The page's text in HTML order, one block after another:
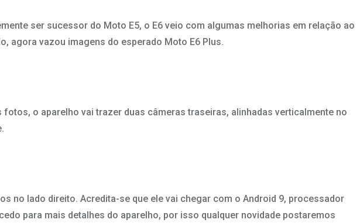
ser sucessor do Moto E5, o E6 veio com algumas melhorias em relação ao
agora vazou imagens do esperado Moto E6 Plus.
o aparelho vai trazer duas câmeras traseiras, alinhadas verticalmente no
no lado direito. Acredita-se que ele vai chegar com o Android 9, processador
para mais detalhes do aparelho, por isso qualquer novidade postaremos